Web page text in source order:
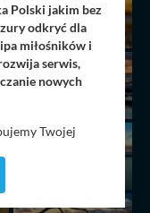
Polski jakim bez
odkryć dla
miłośników i
serwis,
nowych
Twojej
dane (w tym
usprawnienia